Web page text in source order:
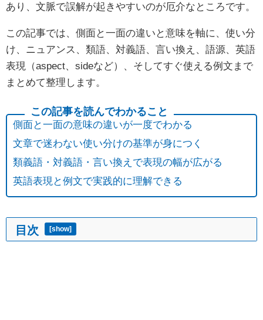
あり、文脈で誤解が起きやすいのが厄介なところです。
この記事では、側面と一面の違いと意味を軸に、使い分
け、ニュアンス、類語、対義語、言い換え、語源、英語
表現（aspect、sideなど）、そしてすぐ使える例文まで
まとめて整理します。
側面と一面の意味の違いが一度でわかる
文章で迷わない使い分けの基準が身につく
類義語・対義語・言い換えで表現の幅が広がる
英語表現と例文で実践的に理解できる
目次 [show]